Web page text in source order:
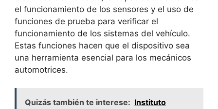
el funcionamiento de los sensores y el uso de
funciones de prueba para verificar el
funcionamiento de los sistemas del vehículo.
Estas funciones hacen que el dispositivo sea
una herramienta esencial para los mecánicos
automotrices.
Quizás también te interese: Instituto